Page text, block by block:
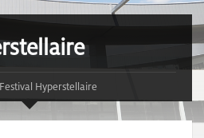
Festival Hyperstellaire